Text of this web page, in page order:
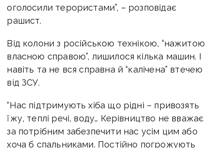
оголосили терористами”, – розповідає
рашист.
Від колони з російською технікою, “нажитою
власною справою”, лишилося кілька машин. І
навіть та не вся справна й “калічена” втечею
від ЗСУ.
“Нас підтримують хіба що рідні – привозять
їжу, теплі речі, воду… Керівництво не вважає
за потрібним забезпечити нас усім цим або
хоча б спальниками. Постійно погрожують